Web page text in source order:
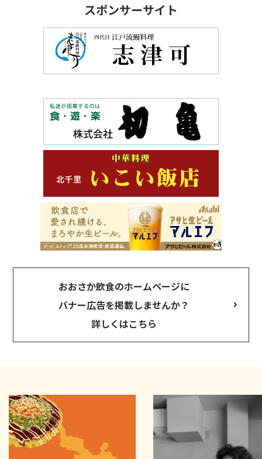
スポンサーサイト
おおさか飲食のホームページに
バナー広告を掲載しませんか？
詳しくはこちら